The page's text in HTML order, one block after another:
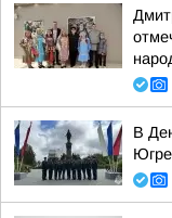
В